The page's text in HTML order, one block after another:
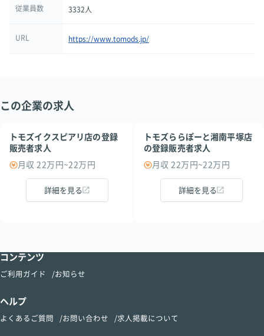
従業員数 3332人
URL https://www.tomods.jp/
この企業の求人
トモズイクスピアリ店の登録
販売者求人
月収 22万円~22万円
詳細を見る
トモズららぽーと湘南平塚店
の登録販売者求人
月収 22万円~22万円
詳細を見る
コンテンツ
ご利用ガイド お知らせ
ヘルプ
よくあるご質問 お問い合わせ 求人掲載について